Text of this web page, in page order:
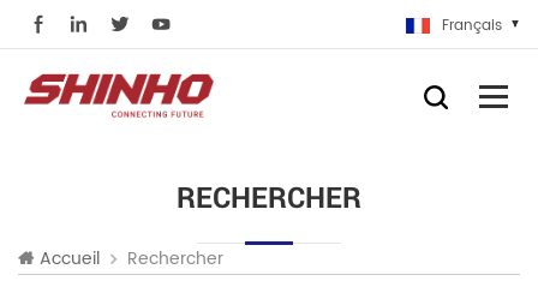
Français
RECHERCHER
Accueil Rechercher